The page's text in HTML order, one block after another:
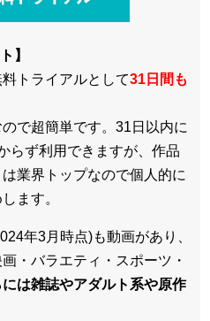
】
トライアルとして31日間も
で超簡単です。31日以内に
らず利用できますが、作品
業界トップなので個人的に
ます。
年3月時点)も動画があり、
・バラエティ・スポーツ・
には雑誌やアダルト系や原作